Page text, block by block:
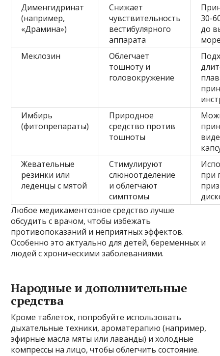
Дименгидринат
(например,
«Драмина»)
Снижает
чувствительность
вестибулярного
аппарата
30-
до
Меклозин
Облегчает
тошноту и
головокружение
Имбирь
(фитопрепараты)
Природное
средство против
тошноты
Жевательные
резинки или
леденцы с мятой
Стимулируют
слюноотделение
и облегчают
симптомы
при
Любое медикаментозное средство лучше
обсудить с врачом, чтобы избежать
противопоказаний и неприятных эффектов.
Особенно это актуально для детей, беременных и
людей с хроническими заболеваниями.
Народные и дополнительные
средства
Кроме таблеток, попробуйте использовать
дыхательные техники, ароматерапию (например,
эфирные масла мяты или лаванды) и холодные
компрессы на лицо, чтобы облегчить состояние.